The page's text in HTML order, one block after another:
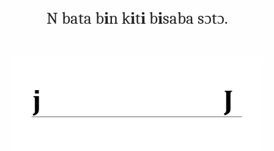
N bata bin kitibisaba sɔtɔ.